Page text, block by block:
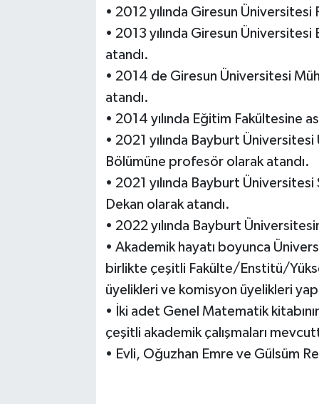
• 2012 yılında Giresun Üniversitesi
• 2013 yılında Giresun
atandı.
• 2014 de Giresun Üniversitesi
atandı.
• 2014 yılında Eğitim Fakültesine
• 2021 yılında Bayburt
Bölümüne profesör olarak atandı.
• 2021 yılında Bayburt
Dekan olarak atandı.
• 2022 yılında Bayburt
• Akademik hayatı boyunca
birlikte çeşitli Fakülte/Enstitü/
üyelikleri ve komisyon üyelikleri
• İki adet Genel Matematik
çeşitli akademik çalışmaları
• Evli, Oğuzhan Emre ve Gülsüm